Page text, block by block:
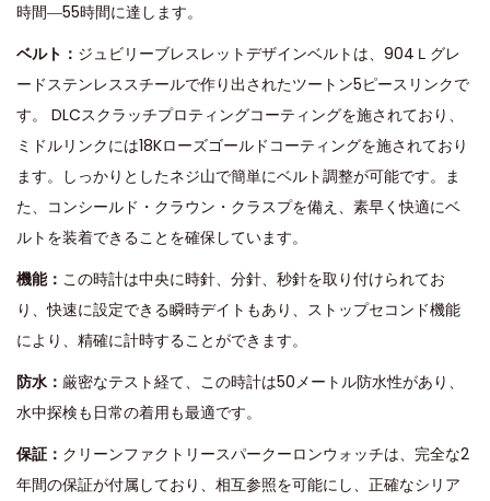
時間―55時間に達します。
ベルト： ジュビリーブレスレットデザインベルトは、904Ｌグレ
ードステンレススチールで作り出されたツートン5ピースリンクで
す。 DLCスクラッチプロティングコーティングを施されており、
ミドルリンクには18Kローズゴールドコーティングを施されており
ます。しっかりとしたネジ山で簡単にベルト調整が可能です。ま
た、コンシールド・クラウン・クラスプを備え、素早く快適にベ
ルトを装​​着できることを確保しています。
機能： この時計は中央に時針、分針、秒針を取り付けられてお
り、快速に設定できる瞬時デイトもあり、ストップセコンド機能
により、精確に計時することができます。
防水： 厳密なテスト経て、この時計は50メートル防水性があり、
水中探検も日常の着用も最適です。
保証： クリーンファクトリースパークーロンウォッチは、完全な2
年間の保証が付属しており、相互参照を可能にし、正確なシリア